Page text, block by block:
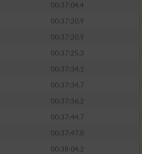
00:37:04.4
00:37:20.9
00:37:20.9
00:37:25.3
00:37:34.1
00:37:34.7
00:37:36.2
00:37:44.7
00:37:47.8
00:38:04.2